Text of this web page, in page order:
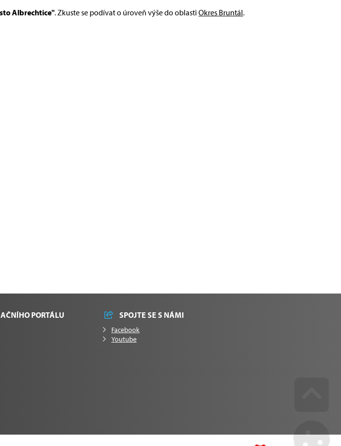
Albrechtice". Zkuste se podívat o úroveň výše do oblasti Okres Bruntál.
PORTÁLU SPOJTE SE S NÁMI
Facebook
Youtube